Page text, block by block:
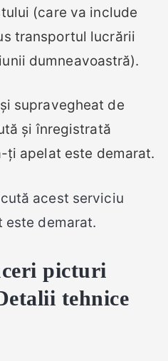
(care va include
transportul lucrării
dumneavoastră).
supravegheat de
și înregistrată
ți apelat este demarat.
acest serviciu
este demarat.
picturi
tehnice